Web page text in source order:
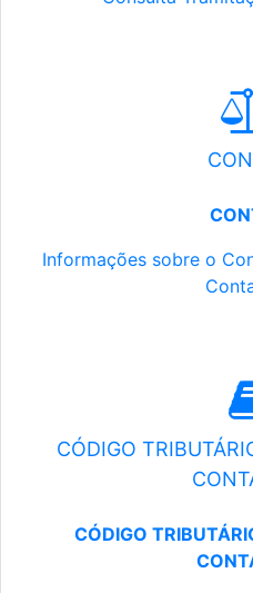
Informações sobre o
CÓDIGO
CÓDIGO